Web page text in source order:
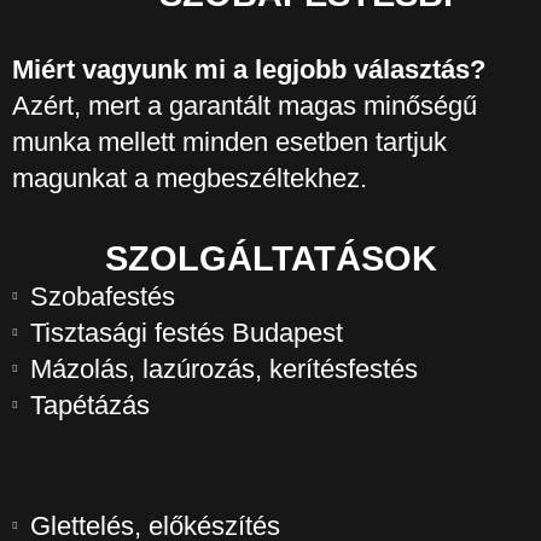
Miért vagyunk mi a legjobb választás?
Azért, mert a garantált magas minőségű
munka mellett minden esetben tartjuk
magunkat a megbeszéltekhez.
SZOLGÁLTATÁSOK
Szobafestés
Tisztasági festés Budapest
Mázolás, lazúrozás, kerítésfestés
Tapétázás
Glettelés, előkészítés